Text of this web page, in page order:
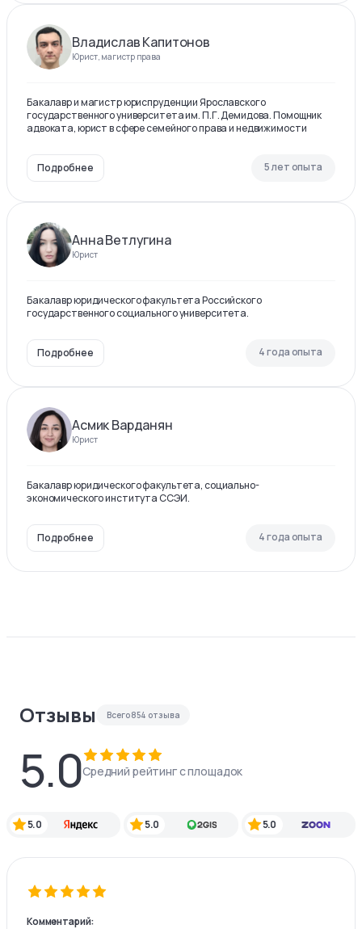
Владислав Капитонов
Юрист, магистр права
Бакалавр и магистр юриспруденции Ярославского
государственного университета им. П.Г. Демидова. Помощник
адвоката, юрист в сфере семейного права и недвижимости
Подробнее 5 лет опыта
Анна Ветлугина
Юрист
Бакалавр юридического факультета Российского
государственного социального университета.
Подробнее 4 года опыта
Асмик Варданян
Юрист
Бакалавр юридического факультета, социально-
экономического института ССЭИ.
Подробнее 4 года опыта
Отзывы Всего854 отзыва
5.0Средний рейтинг с площадок
5.0 5.0 5.0
Комментарий: